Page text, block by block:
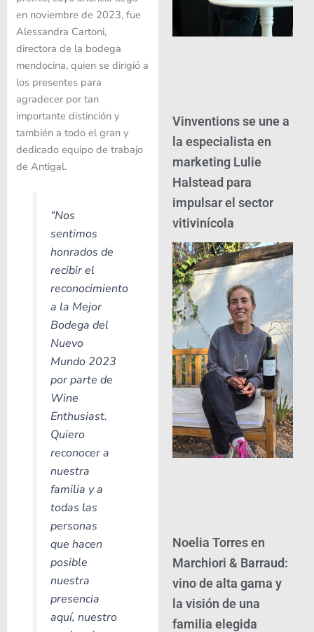
en noviembre de 2023, fue
Alessandra Cartoni,
directora de la bodega
mendocina, quien se dirigió a
los presentes para
agradecer por tan
importante distinción y
también a todo el gran y
dedicado equipo de trabajo
de Antigal.
“Nos
sentimos
honrados de
recibir el
reconocimiento
a la Mejor
Bodega del
Nuevo
Mundo 2023
por parte de
Wine
Enthusiast.
Quiero
reconocer a
nuestra
familia y a
todas las
personas
que hacen
posible
nuestra
presencia
aquí, nuestro
Vinventions se une a
la especialista en
marketing Lulie
Halstead para
impulsar el sector
vitivinícola
Noelia Torres en
Marchiori & Barraud:
vino de alta gama y
la visión de una
familia elegida